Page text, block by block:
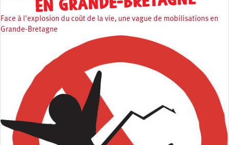
Face à l'explosion du coût de la vie, une vague de mobilisations en
Grande-Bretagne